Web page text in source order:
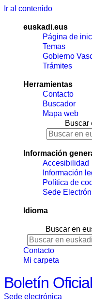
Ir al contenido
euskadi.eus
Página de
Temas
Gobierno
Trámites
Herramientas
Contacto
Buscador
Mapa web
Buscar
Información
Accesibilidad
Información
Política de
Sede
Idioma
Buscar en
Contacto
Mi carpeta
Boletín
Sede electrónica